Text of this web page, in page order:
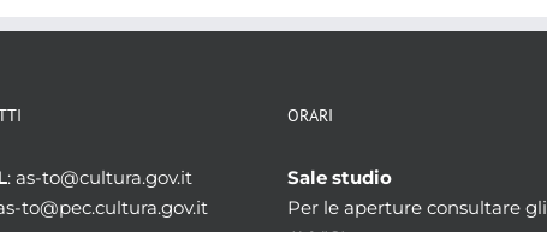
: as-to@cultura.gov.it
to@pec.cultura.gov.it
ORARI
Sale studio
Per le aperture consultare gli